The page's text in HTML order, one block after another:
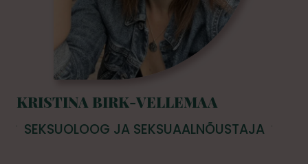
KRISTINA BIRK-VELLEMAA
SEKSUOLOOG JA SEKSUAALNÕUSTAJA